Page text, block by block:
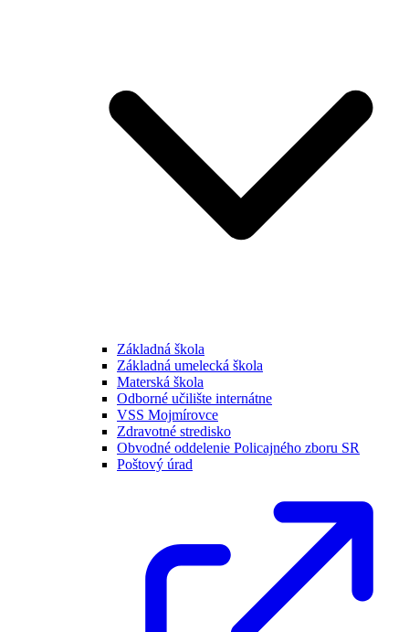
Základná škola
Základná umelecká škola
Materská škola
Odborné učilište internátne
VSS Mojmírovce
Zdravotné stredisko
Obvodné oddelenie Policajného zboru SR
Poštový úrad